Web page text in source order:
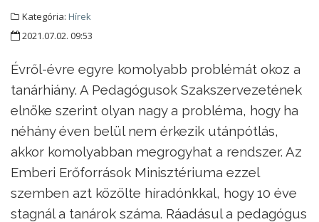
Kategória: Hírek
2021.07.02. 09:53
Évről-évre egyre komolyabb problémát okoz a
tanárhiány. A Pedagógusok Szakszervezetének
elnöke szerint olyan nagy a probléma, hogy ha
néhány éven belül nem érkezik utánpótlás,
akkor komolyabban megrogyhat a rendszer. Az
Emberi Erőforrások Minisztériuma ezzel
szemben azt közölte híradónkkal, hogy 10 éve
stagnál a tanárok száma. Ráadásul a pedagógus